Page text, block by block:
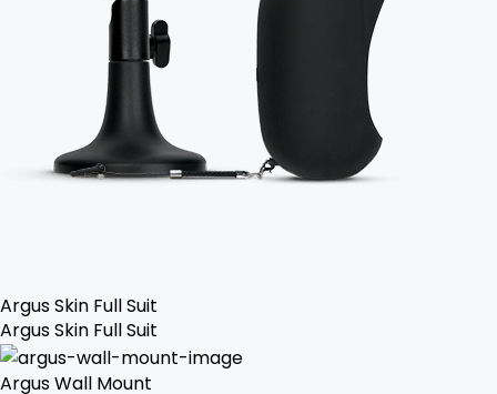
Argus Skin Full Suit
Argus Skin Full Suit
Argus Wall Mount